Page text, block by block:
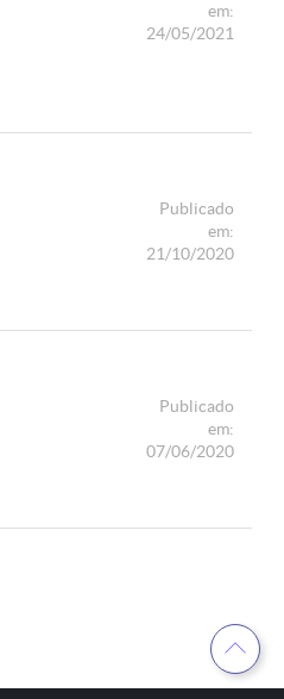
em:
24/05/2021
Publicado
em:
21/10/2020
Publicado
em:
07/06/2020